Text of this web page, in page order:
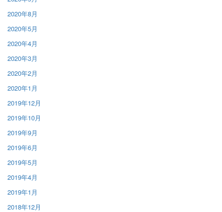
2020年8月
2020年5月
2020年4月
2020年3月
2020年2月
2020年1月
2019年12月
2019年10月
2019年9月
2019年6月
2019年5月
2019年4月
2019年1月
2018年12月